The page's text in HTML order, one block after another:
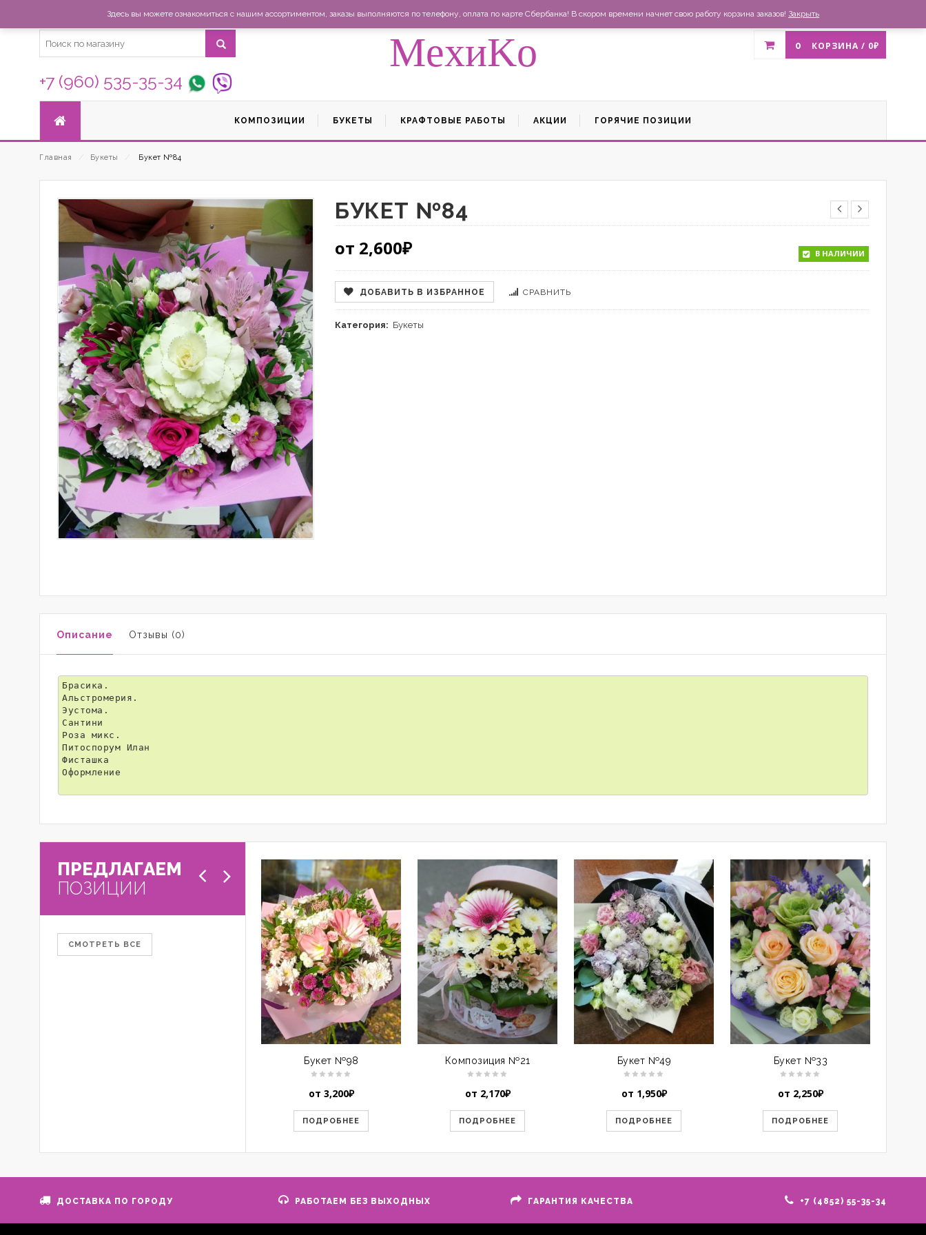
Магазин Доставка и оплата Список желаний
+7 (960) 535-35-34
MexиKo 0 КОРЗИНА / 0₽
КОМПОЗИЦИИ БУКЕТЫ КРАФТОВЫЕ РАБОТЫ АКЦИИ ГОРЯЧИЕ ПОЗИЦИИ
Главная Букеты Букет №84
БУКЕТ №84
от 2,600₽ В НАЛИЧИИ
ДОБАВИТЬ В ИЗБРАННОЕ СРАВНИТЬ
Категория: Букеты
Описание Отзывы (0)
Брасика.
Альстромерия.
Эустома.
Сантини
Роза микс.
Питоспорум Илан
Фисташка
Оформление
ПРЕДЛАГАЕМ
ПОЗИЦИИ
СМОТРЕТЬ ВСЕ
Букет №98
от 3,200₽
ПОДРОБНЕЕ
Композиция №21
от 2,170₽
ПОДРОБНЕЕ
Букет №49
от 1,950₽
ПОДРОБНЕЕ
Букет №33
от 2,250₽
ПОДРОБНЕЕ
ДОСТАВКА ПО ГОРОДУ РАБОТАЕМ БЕЗ ВЫХОДНЫХ ГАРАНТИЯ КАЧЕСТВА +7 (4852) 55-35-34
Здесь вы можете ознакомиться с нашим ассортиментом, заказы выполняются по телефону, оплата по карте Сбербанка! В скором времени начнет свою работу корзина заказов! Закрыть